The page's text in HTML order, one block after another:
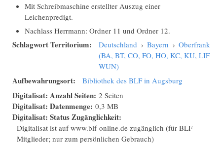
Mit Schreibmaschine erstellter Auszug einer
Leichenpredigt.
Nachlass Herrmann: Ordner 11 und Ordner 12.
Schlagwort Territorium: Deutschland › Bayern › Oberfranken
(BA, BT, CO, FO, HO, KC, KU, LIF,
WUN)
Aufbewahrungsort: Bibliothek des BLF in Augsburg
Digitalisat: Anzahl Seiten: 2 Seiten
Digitalisat: Datenmenge: 0,3 MB
Digitalisat: Status Zugänglichkeit:
Digitalisat ist auf www.blf-online.de zugänglich (für BLF-
Mitglieder; nur zum persönlichen Gebrauch)